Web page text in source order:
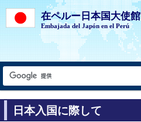
在ペルー日本国大使館
Embajada del Japón en el Perú
日本入国に際して